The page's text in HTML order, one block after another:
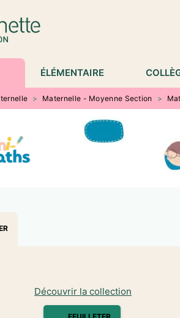
ÉLÉMENTAIRE
> Maternelle - Moyenne Section >
FEUILLETER
Découvrir la collection